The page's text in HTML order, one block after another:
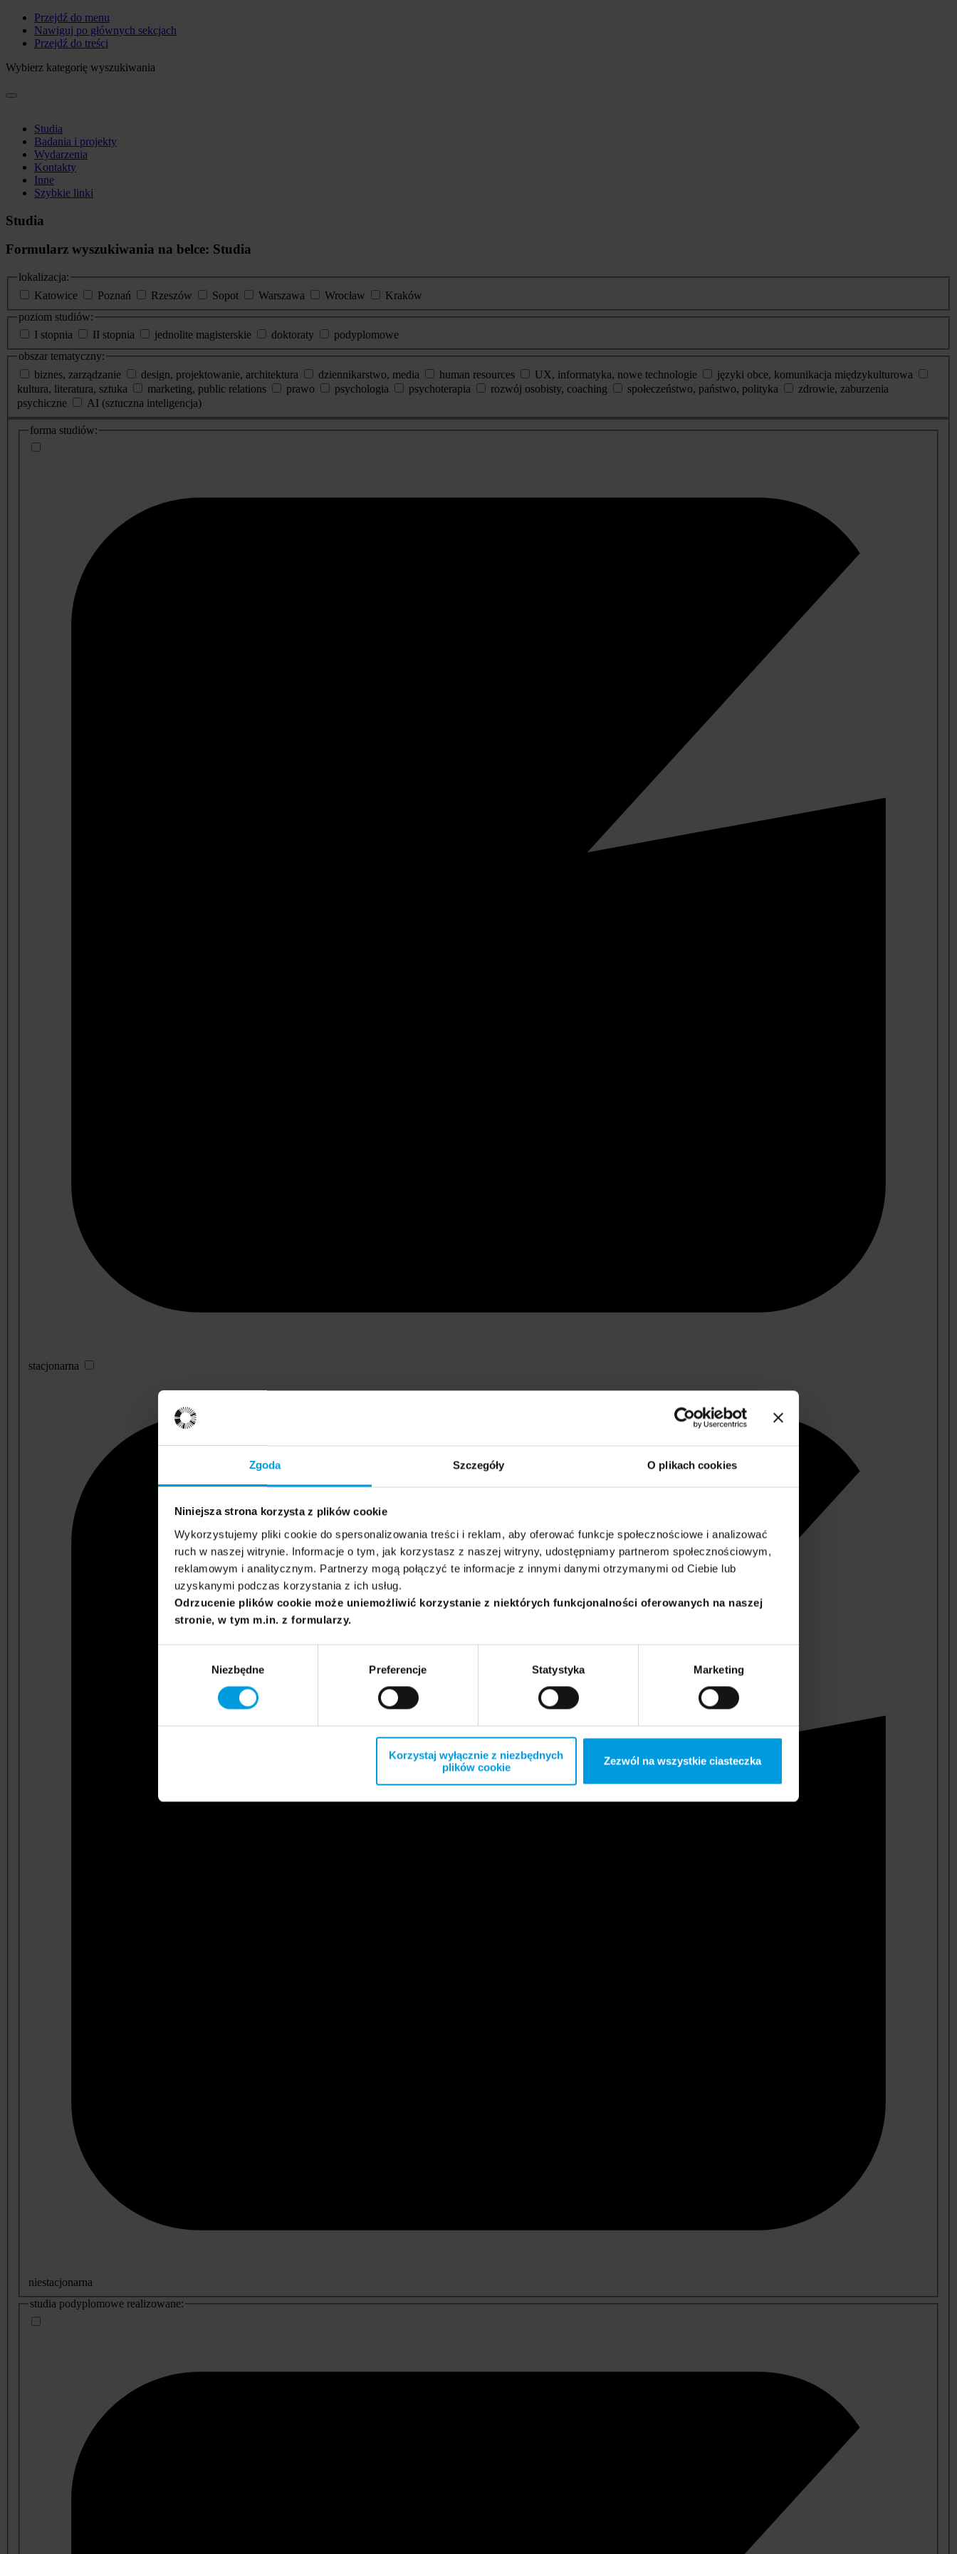
Zgoda Szczegóły O plikach cookies
Niniejsza strona korzysta z plików cookie
Wykorzystujemy pliki cookie do spersonalizowania treści i reklam, aby oferować funkcje społecznościowe i analizować
ruch w naszej witrynie. Informacje o tym, jak korzystasz z naszej witryny, udostępniamy partnerom społecznościowym,
reklamowym i analitycznym. Partnerzy mogą połączyć te informacje z innymi danymi otrzymanymi od Ciebie lub
uzyskanymi podczas korzystania z ich usług.
Odrzucenie plików cookie może uniemożliwić korzystanie z niektórych funkcjonalności oferowanych na naszej
stronie, w tym m.in. z formularzy.
Niezbędne Preferencje Statystyka Marketing
Korzystaj wyłącznie z niezbędnych
plików cookie
Zezwól na wszystkie ciasteczka
Przejdź do menu
Nawiguj po głównych sekcjach
Przejdź do treści
Wybierz kategorię wyszukiwania
Studia
Badania i projekty
Wydarzenia
Kontakty
Inne
Szybkie linki
Studia
Formularz wyszukiwania na belce: Studia
lokalizacja:
Katowice
Poznań Rzeszów Sopot Warszawa Wrocław
Kraków
poziom studiów:
I stopnia
II stopnia jednolite magisterskie doktoraty
podyplomowe
obszar tematyczny:
biznes, zarządzanie
design, projektowanie, architektura dziennikarstwo, media human resources UX, informatyka, nowe technologie
języki obce, komunikacja międzykulturowa
kultura, literatura, sztuka
marketing, public relations prawo psychologia psychoterapia rozwój osobisty, coaching społeczeństwo, państwo, polityka
zdrowie, zaburzenia
psychiczne
AI (sztuczna inteligencja)
dodatkowe
informacje
forma studiów:
stacjonarna
niestacjonarna
studia podyplomowe realizowane: